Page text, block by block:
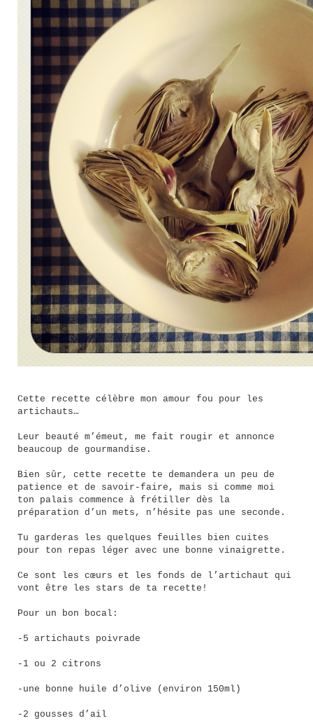
Cette recette célèbre mon amour fou pour les
artichauts…
Leur beauté m’émeut, me fait rougir et annonce
beaucoup de gourmandise.
Bien sûr, cette recette te demandera un peu de
patience et de savoir-faire, mais si comme moi
ton palais commence à frétiller dès la
préparation d’un mets, n’hésite pas une seconde.
Tu garderas les quelques feuilles bien cuites
pour ton repas léger avec une bonne vinaigrette.
Ce sont les cœurs et les fonds de l’artichaut qui
vont être les stars de ta recette!
Pour un bon bocal:
-5 artichauts poivrade
-1 ou 2 citrons
-une bonne huile d’olive (environ 150ml)
-2 gousses d’ail